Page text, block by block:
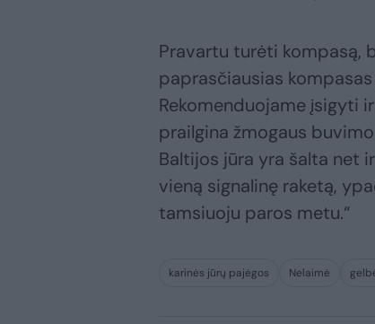
Pravartu turėti kompasą,
paprasčiausias
Rekomenduojame įsigyti
prailgina žmogaus
Baltijos jūra yra šalta net
vieną signalinę raketą,
tamsiuoju paros metu.“
karinės jūrų pajėgos Nelaimė